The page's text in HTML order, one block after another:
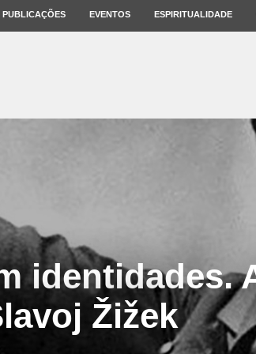
PUBLICAÇÕES EVENTOS ESPIRITUALIDADE
identidades.
Žižek